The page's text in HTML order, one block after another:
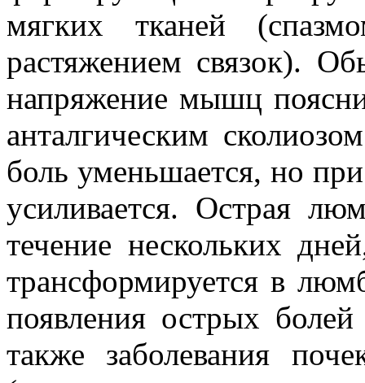
мягких тканей
растяжением связок).
напряжение мышц
анталгическим
боль уменьшается, но
усиливается. Острая
течение нескольких
трансформируется в
появления острых
также заболевания